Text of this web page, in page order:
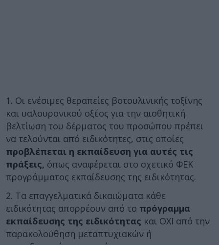
1. Οι ενέσιμες θεραπείες βοτουλινικής τοξίνης
και υαλουρονικού οξέος για την αισθητική
βελτίωση του δέρματος του προσώπου πρέπει
να τελούνται από ειδικότητες, στις οποίες
προβλέπεται η εκπαίδευση για αυτές τις
πράξεις, όπως αναφέρεται στο σχετικό ΦΕΚ
προγράμματος εκπαίδευσης της ειδικότητας.
2. Τα επαγγελματικά δικαιώματα κάθε
ειδικότητας απορρέουν από το πρόγραμμα
εκπαίδευσης της ειδικότητας και ΟΧΙ από την
παρακολούθηση μεταπτυχιακών ή